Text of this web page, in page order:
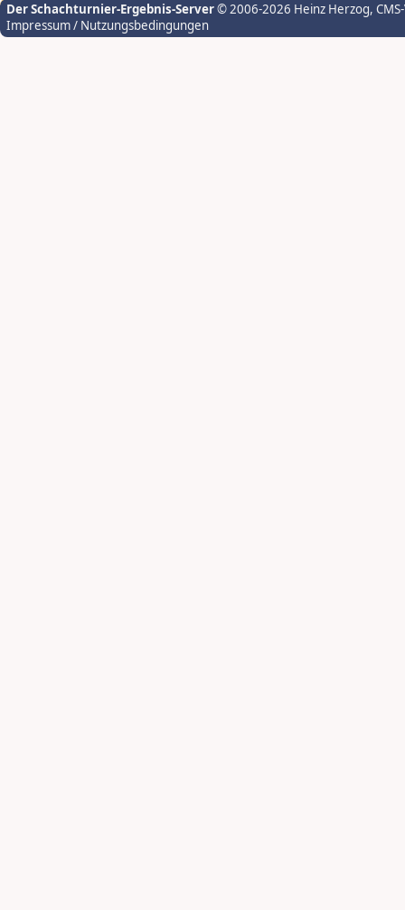
Der Schachturnier-Ergebnis-Server© 2006-2026 Heinz Herzog,
Impressum / Nutzungsbedingungen